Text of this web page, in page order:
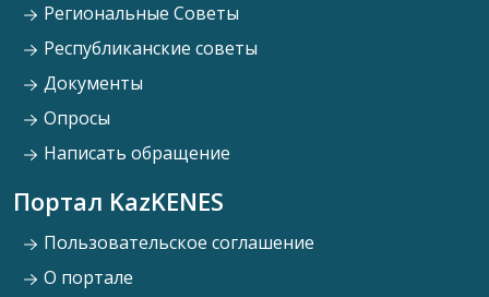
Региональные Советы
Республиканские советы
Документы
Опросы
Написать обращение
Портал KazKENES
Пользовательское соглашение
О портале